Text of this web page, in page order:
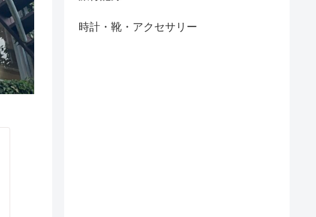
時計・靴・アクセサリー